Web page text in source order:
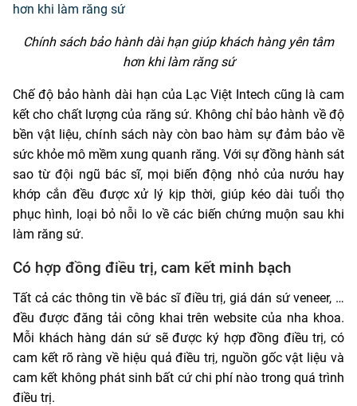
Chính sách bảo hành dài hạn giúp khách hàng yên tâm
hơn khi làm răng sứ
Chế độ bảo hành dài hạn của Lạc Việt Intech cũng là cam
kết cho chất lượng của răng sứ. Không chỉ bảo hành về độ
bền vật liệu, chính sách này còn bao hàm sự đảm bảo về
sức khỏe mô mềm xung quanh răng. Với sự đồng hành sát
sao từ đội ngũ bác sĩ, mọi biến động nhỏ của nướu hay
khớp cắn đều được xử lý kịp thời, giúp kéo dài tuổi thọ
phục hình, loại bỏ nỗi lo về các biến chứng muộn sau khi
làm răng sứ.
Có hợp đồng điều trị, cam kết minh bạch
Tất cả các thông tin về bác sĩ điều trị, giá dán sứ veneer, …
đều được đăng tải công khai trên website của nha khoa.
Mỗi khách hàng dán sứ sẽ được ký hợp đồng điều trị, có
cam kết rõ ràng về hiệu quả điều trị, nguồn gốc vật liệu và
cam kết không phát sinh bất cứ chi phí nào trong quá trình
điều trị.